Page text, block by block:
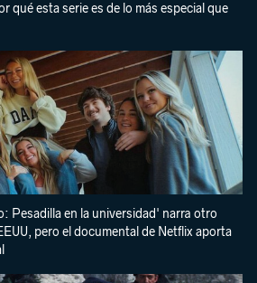
qué esta serie es de lo más especial que
Pesadilla en la universidad' narra otro
pero el documental de Netflix aporta